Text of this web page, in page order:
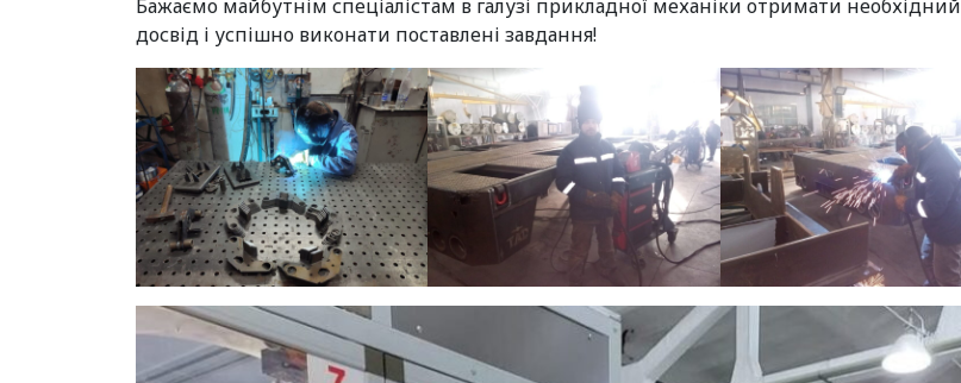
Бажаємо майбутнім спеціалістам в галузі прикладної механіки отримати необхідний
досвід і успішно виконати поставлені завдання!